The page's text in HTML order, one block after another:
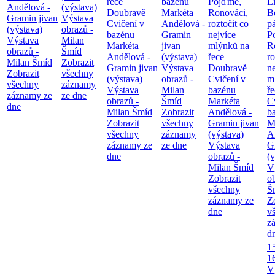
Andělová -
Gramin jivan
(výstava)
Výstava
obrazů -
Milan Šmíd
Zobrazit
všechny
záznamy ze
dne
(výstava)
Výstava
obrazů -
Milan
Šmíd
Zobrazit
všechny
záznamy
ze dne
Doubravě
Cvičení v
bazénu
Markéta
Andělová -
Gramin jivan
(výstava)
Výstava
obrazů -
Milan Šmíd
Zobrazit
všechny
záznamy ze
dne
Markéta
Andělová -
Gramin
jivan
(výstava)
Výstava
obrazů -
Milan
Šmíd
Zobrazit
všechny
záznamy
ze dne
Ronováci,
roztočit co
nejvíce
mlýnků na
řece
Doubravě
Cvičení v
bazénu
Markéta
Andělová -
Gramin jivan
(výstava)
Výstava
obrazů -
Milan Šmíd
Zobrazit
všechny
záznamy ze
dne